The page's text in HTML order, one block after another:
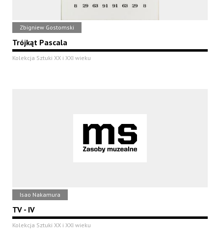
Zbigniew Gostomski
Trójkąt Pascala
Kolekcja Sztuki XX i XXI wieku
Isao Nakamura
TV - IV
Kolekcja Sztuki XX i XXI wieku